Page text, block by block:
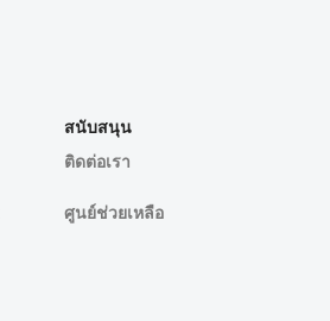
สนับสนุน
ติดต่อเรา
ศูนย์ช่วยเหลือ